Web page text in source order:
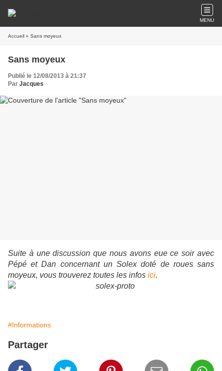
MENU
Accueil » Sans moyeux
Sans moyeux
Publié le 12/08/2013 à 21:37
Par Jacques
Suite à une discussion que nous avons eue ce soir avec
Pépé et Dan concernant un Solex doté de roues sans
moyeux, vous trouverez toutes les infos ici.
#Informations
Partager